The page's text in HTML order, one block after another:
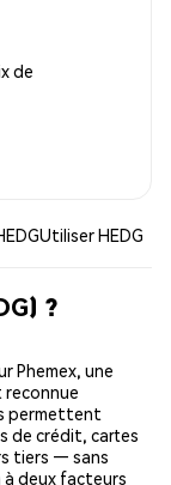
de
Utiliser HEDG
?
Phemex, une
permettent
de crédit, cartes
tiers — sans
à deux facteurs